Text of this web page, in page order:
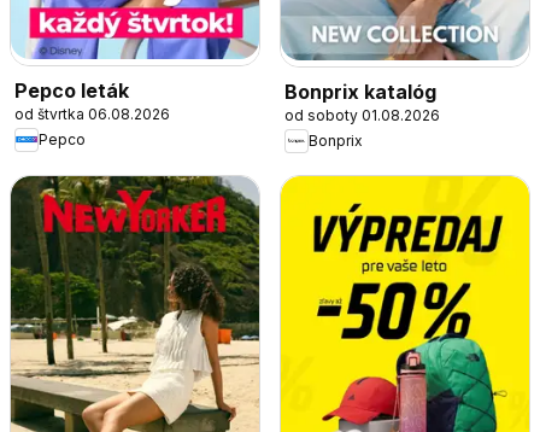
Pepco leták
od štvrtka 06.08.2026
Pepco
Bonprix katalóg
od soboty 01.08.2026
Bonprix